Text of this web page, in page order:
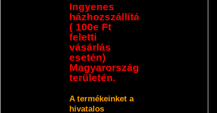
Ingyenes
házhozszállítás
( 100e Ft
feletti
vásárlás
esetén)
Magyarország
területén.
A termékeinket a
hivatalos